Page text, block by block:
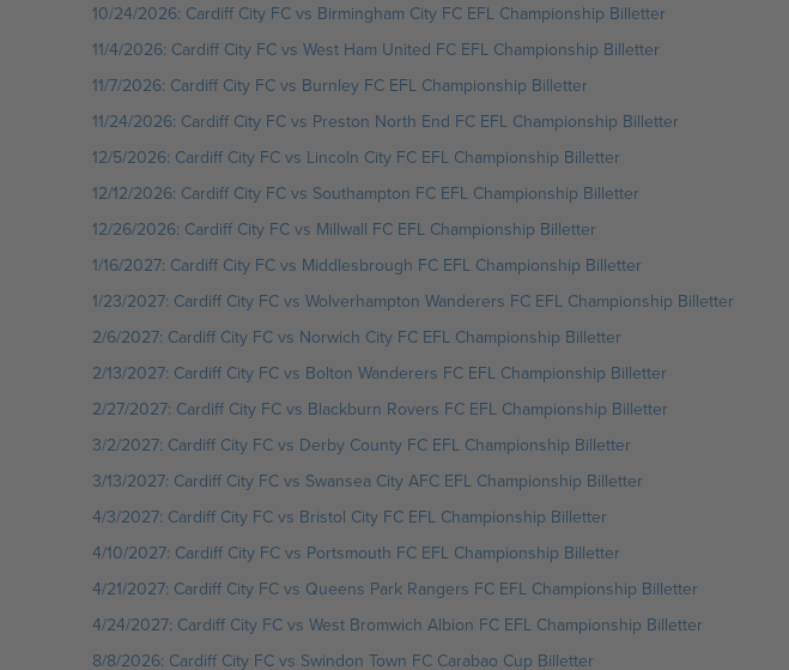
10/24/2026: Cardiff City FC vs Birmingham City FC EFL Championship Billetter
11/4/2026: Cardiff City FC vs West Ham United FC EFL Championship Billetter
11/7/2026: Cardiff City FC vs Burnley FC EFL Championship Billetter
11/24/2026: Cardiff City FC vs Preston North End FC EFL Championship Billetter
12/5/2026: Cardiff City FC vs Lincoln City FC EFL Championship Billetter
12/12/2026: Cardiff City FC vs Southampton FC EFL Championship Billetter
12/26/2026: Cardiff City FC vs Millwall FC EFL Championship Billetter
1/16/2027: Cardiff City FC vs Middlesbrough FC EFL Championship Billetter
1/23/2027: Cardiff City FC vs Wolverhampton Wanderers FC EFL Championship Billetter
2/6/2027: Cardiff City FC vs Norwich City FC EFL Championship Billetter
2/13/2027: Cardiff City FC vs Bolton Wanderers FC EFL Championship Billetter
2/27/2027: Cardiff City FC vs Blackburn Rovers FC EFL Championship Billetter
3/2/2027: Cardiff City FC vs Derby County FC EFL Championship Billetter
3/13/2027: Cardiff City FC vs Swansea City AFC EFL Championship Billetter
4/3/2027: Cardiff City FC vs Bristol City FC EFL Championship Billetter
4/10/2027: Cardiff City FC vs Portsmouth FC EFL Championship Billetter
4/21/2027: Cardiff City FC vs Queens Park Rangers FC EFL Championship Billetter
4/24/2027: Cardiff City FC vs West Bromwich Albion FC EFL Championship Billetter
8/8/2026: Cardiff City FC vs Swindon Town FC Carabao Cup Billetter